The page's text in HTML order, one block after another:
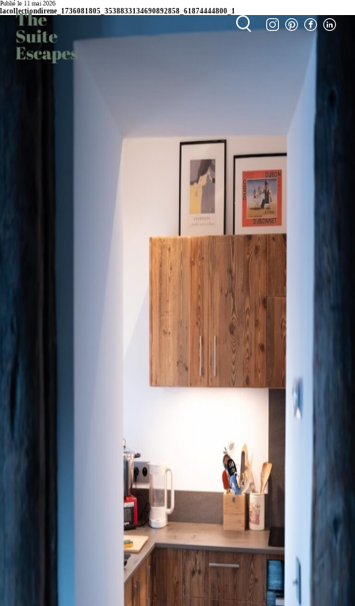
Publié le 11 mai 2026
lacollectiondirene_1736081805_3538833134690892858_61874444800_1